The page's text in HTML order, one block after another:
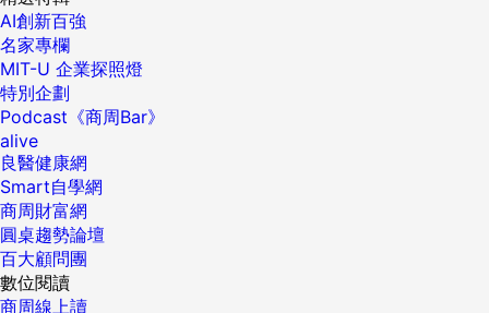
AI創新百強
名家專欄
MIT-U 企業探照燈
特別企劃
Podcast《商周Bar》
alive
良醫健康網
Smart自學網
商周財富網
圓桌趨勢論壇
百大顧問團
數位閱讀
商周線上讀